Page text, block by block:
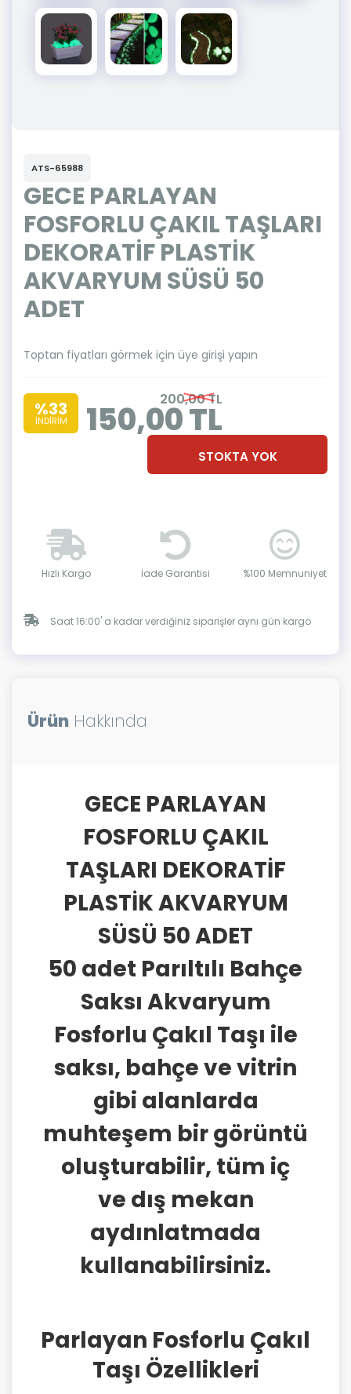
ATS-65988
GECE PARLAYAN
FOSFORLU ÇAKIL TAŞLARI
DEKORATİF PLASTİK
AKVARYUM SÜSÜ 50
ADET
Toptan fiyatları görmek için üye girişi yapın
%33
İNDİRİM
200,00 TL
150,00 TL
STOKTA YOK
Hızlı Kargo İade Garantisi %100 Memnuniyet
Saat 16:00' a kadar verdiğiniz siparişler aynı gün kargo
Ürün Hakkında
GECE PARLAYAN
FOSFORLU ÇAKIL
TAŞLARI DEKORATİF
PLASTİK AKVARYUM
SÜSÜ 50 ADET
50 adet Parıltılı Bahçe
Saksı Akvaryum
Fosforlu Çakıl Taşı ile
saksı, bahçe ve vitrin
gibi alanlarda
muhteşem bir görüntü
oluşturabilir, tüm iç
ve dış mekan
aydınlatmada
kullanabilirsiniz.
Parlayan Fosforlu Çakıl
Taşı Özellikleri